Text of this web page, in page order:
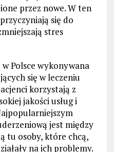
przez nowe. W ten
się do
stres
Polsce wykonywana
się w leczeniu
korzystają z
jakości usług i
jest między
tu osoby, które chcą,
na ich problemy.